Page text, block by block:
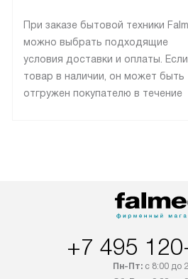
При заказе бытовой техники
можно выбрать подходящие
условия доставки и оплаты. Если
товар в наличии, он может быть
отгружен покупателю в течение
+7 495
Пн-Пт:с 8:00 до